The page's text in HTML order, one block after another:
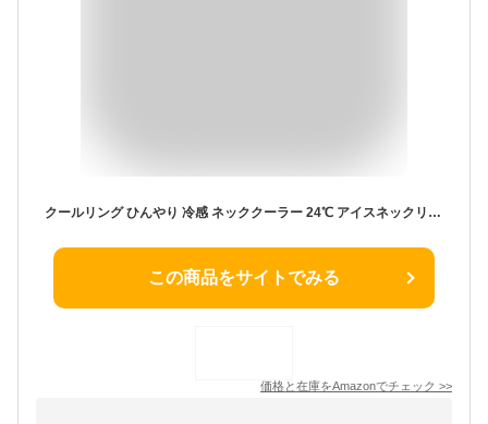
クールリング ひんやり 冷感 ネッククーラー 24℃ アイスネックリング 爽快リング 冷感リング アイスネックバンド 繰り返し使用可能 マスク着用時 冷却 暑さ対策 ひんやりグッズ ランニング/スポーツ観戦/花火大会 男女兼用 ペット ライトブルー (Lサイズ, ブルー)
この商品をサイトでみる
価格と在庫をAmazonでチェック >>